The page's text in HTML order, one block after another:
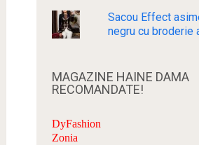
Sacou Effect
negru cu broderie
MAGAZINE HAINE DAMA
RECOMANDATE!
DyFashion
Zonia